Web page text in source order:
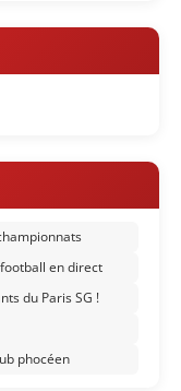
en direct
du Paris SG !
phocéen